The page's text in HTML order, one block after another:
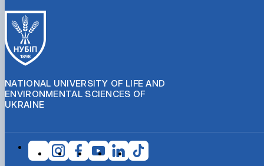
NATIONAL UNIVERSITY OF LIFE AND
ENVIRONMENTAL SCIENCES OF
UKRAINE